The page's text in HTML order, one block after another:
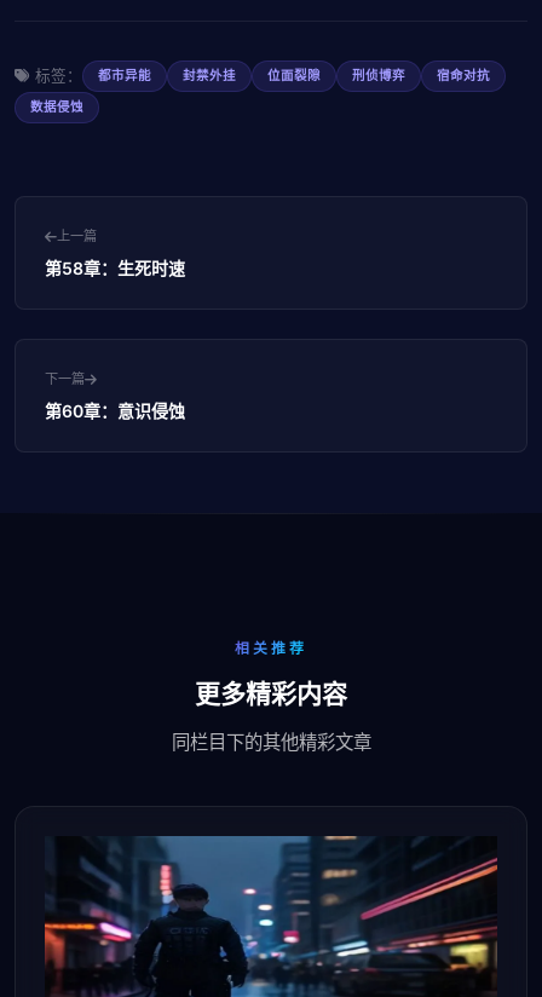
标签： 都市异能 封禁外挂 位面裂隙 刑侦博弈
宿命对抗
数据侵蚀
上一篇
第58章：生死时速
下一篇
第60章：意识侵蚀
相关推荐
更多精彩内容
同栏目下的其他精彩文章